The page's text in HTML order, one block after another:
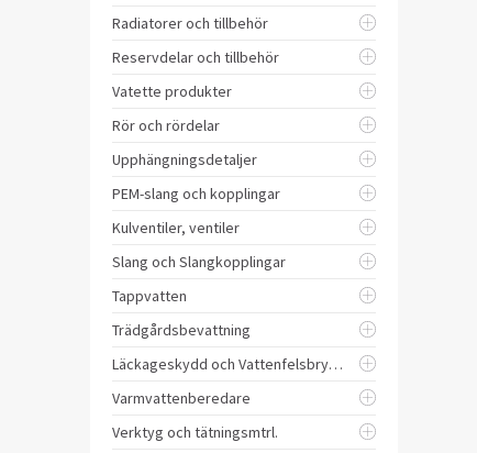
Radiatorer och tillbehör
Reservdelar och tillbehör
Vatette produkter
Rör och rördelar
Upphängningsdetaljer
PEM-slang och kopplingar
Kulventiler, ventiler
Slang och Slangkopplingar
Tappvatten
Trädgårdsbevattning
Läckageskydd och Vattenfelsbrytare
Varmvattenberedare
Verktyg och tätningsmtrl.